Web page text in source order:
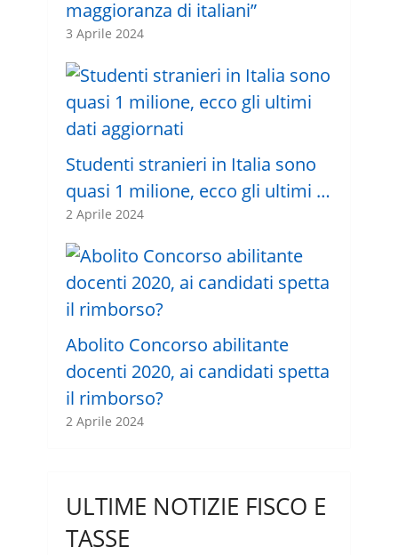
maggioranza di italiani”
3 Aprile 2024
Studenti stranieri in Italia sono
quasi 1 milione, ecco gli ultimi …
2 Aprile 2024
Abolito Concorso abilitante
docenti 2020, ai candidati spetta
il rimborso?
2 Aprile 2024
ULTIME NOTIZIE FISCO E
TASSE